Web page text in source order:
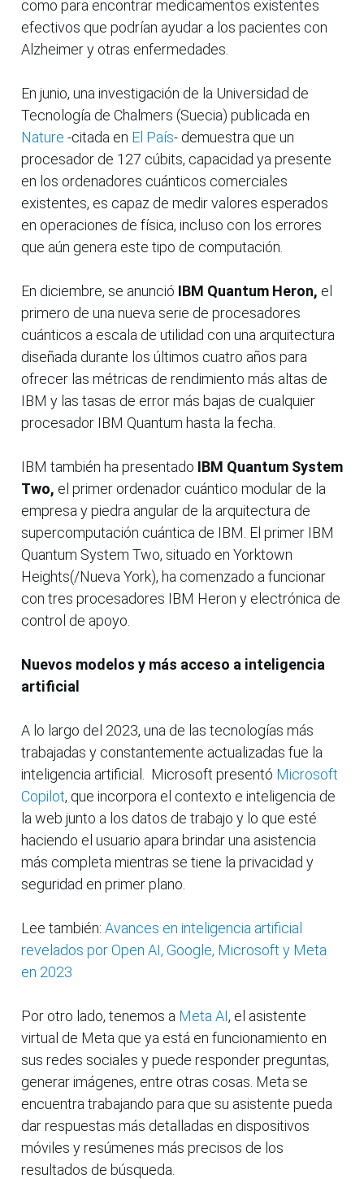
como para encontrar medicamentos existentes
efectivos que podrían ayudar a los pacientes con
Alzheimer y otras enfermedades.
En junio, una investigación de la Universidad de
Tecnología de Chalmers (Suecia) publicada en
Nature -citada en El País- demuestra que un
procesador de 127 cúbits, capacidad ya presente
en los ordenadores cuánticos comerciales
existentes, es capaz de medir valores esperados
en operaciones de física, incluso con los errores
que aún genera este tipo de computación.
En diciembre, se anunció IBM Quantum Heron, el
primero de una nueva serie de procesadores
cuánticos a escala de utilidad con una arquitectura
diseñada durante los últimos cuatro años para
ofrecer las métricas de rendimiento más altas de
IBM y las tasas de error más bajas de cualquier
procesador IBM Quantum hasta la fecha.
IBM también ha presentado IBM Quantum System
Two, el primer ordenador cuántico modular de la
empresa y piedra angular de la arquitectura de
supercomputación cuántica de IBM. El primer IBM
Quantum System Two, situado en Yorktown
Heights(/Nueva York), ha comenzado a funcionar
con tres procesadores IBM Heron y electrónica de
control de apoyo.
Nuevos modelos y más acceso a inteligencia
artificial
A lo largo del 2023, una de las tecnologías más
trabajadas y constantemente actualizadas fue la
inteligencia artificial. Microsoft presentó Microsoft
Copilot, que incorpora el contexto e inteligencia de
la web junto a los datos de trabajo y lo que esté
haciendo el usuario apara brindar una asistencia
más completa mientras se tiene la privacidad y
seguridad en primer plano.
Lee también: Avances en inteligencia artificial
revelados por Open AI, Google, Microsoft y Meta
en 2023
Por otro lado, tenemos a Meta AI, el asistente
virtual de Meta que ya está en funcionamiento en
sus redes sociales y puede responder preguntas,
generar imágenes, entre otras cosas. Meta se
encuentra trabajando para que su asistente pueda
dar respuestas más detalladas en dispositivos
móviles y resúmenes más precisos de los
resultados de búsqueda.